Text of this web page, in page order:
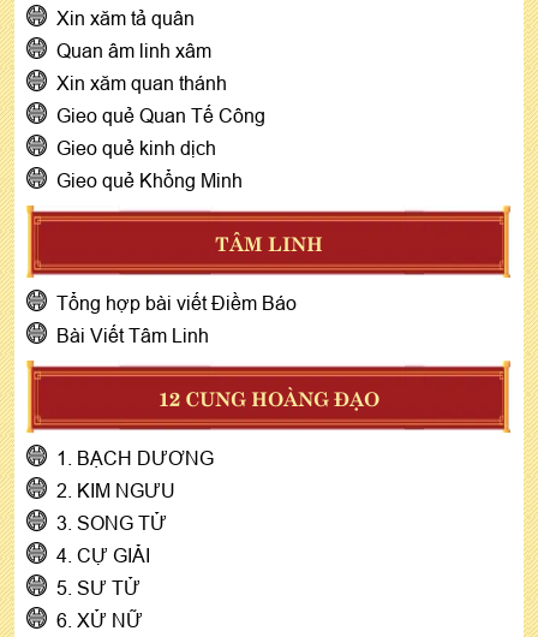
Xin xăm tả quân
Quan âm linh xâm
Xin xăm quan thánh
Gieo quẻ Quan Tế Công
Gieo quẻ kinh dịch
Gieo quẻ Khổng Minh
TÂM LINH
Tổng hợp bài viết Điềm Báo
Bài Viết Tâm Linh
12 CUNG HOÀNG ĐẠO
1. BẠCH DƯƠNG
2. KIM NGƯU
3. SONG TỬ
4. CỰ GIẢI
5. SƯ TỬ
6. XỬ NỮ